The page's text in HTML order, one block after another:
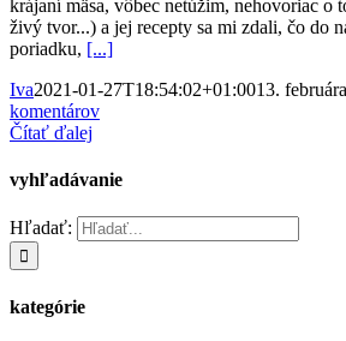
krájaní mäsa, vôbec netúžim, nehovoriac o
živý tvor...) a jej recepty sa mi zdali, čo do
poriadku, [...]
Iva2021-01-27T18:54:02+01:0013.
komentárov
Čítať ďalej
vyhľadávanie
Hľadať:
kategórie